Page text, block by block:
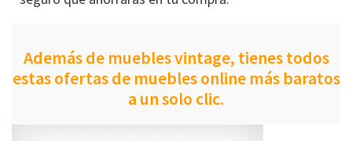
Además de muebles vintage, tienes todos
estas ofertas de muebles online más baratos
a un solo clic.